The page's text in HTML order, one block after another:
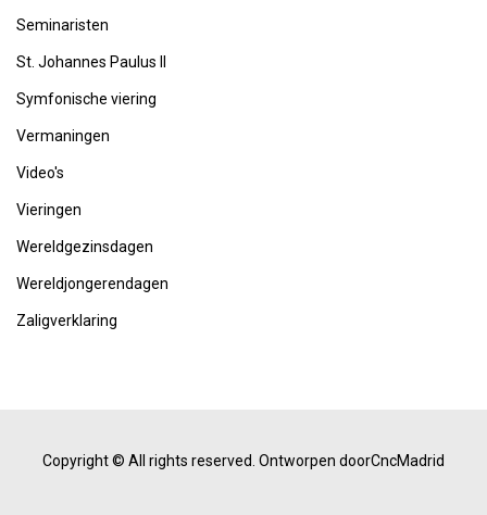
Seminaristen
St. Johannes Paulus II
Symfonische viering
Vermaningen
Video's
Vieringen
Wereldgezinsdagen
Wereldjongerendagen
Zaligverklaring
Copyright © All rights reserved. Ontworpen doorCncMadrid